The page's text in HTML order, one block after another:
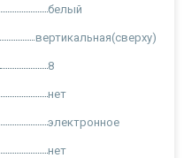
белый
вертикальная(сверху)
8
нет
электронное
нет